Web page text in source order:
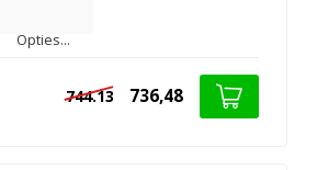
Opties...
744.13 736,48